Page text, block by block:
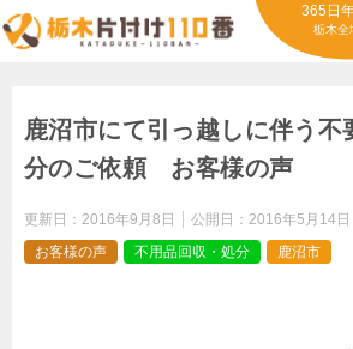
365日
栃木全
鹿沼市にて引っ越しに伴う不
分のご依頼 お客様の声
更新日： 2016年9月8日 公開日： 2016年5月14日
お客様の声
不用品回収・処分 鹿沼市